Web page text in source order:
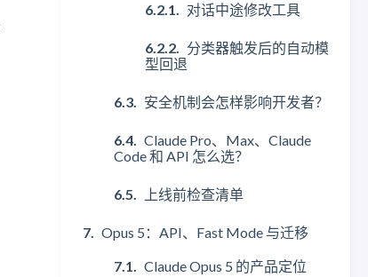
对话中途修改工具
分类器触发后的自动模
型回退
安全机制会怎样影响开发者？
Claude Pro、Max、Claude
Code 和 API 怎么选？
上线前检查清单
Opus 5：API、Fast Mode 与迁移
Claude Opus 5 的产品定位